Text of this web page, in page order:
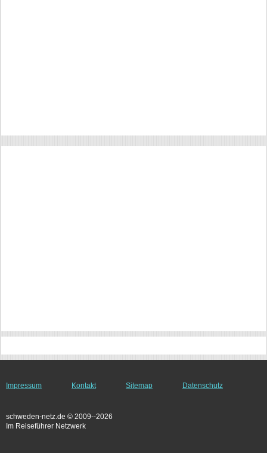
Impressum Kontakt Sitemap Datenschutz
schweden-netz.de © 2009--2026
Im Reiseführer Netzwerk